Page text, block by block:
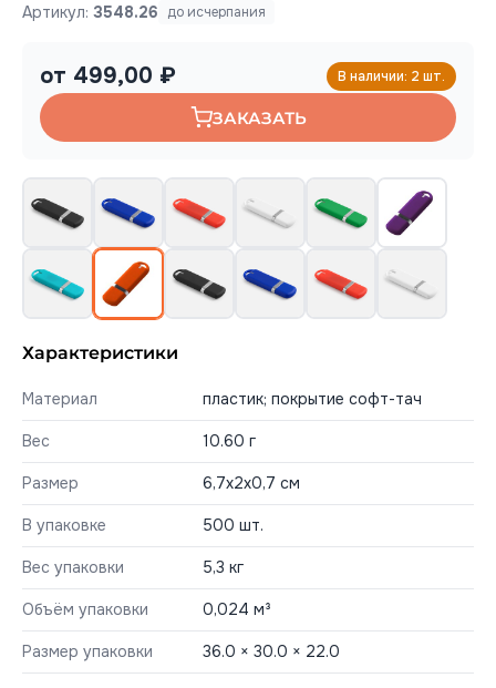
Артикул: 3548.26 до исчерпания
от 499,00 ₽ В наличии: 2 шт.
ЗАКАЗАТЬ
Характеристики
Материал пластик; покрытие софт-тач
Вес 10.60 г
Размер 6,7х2х0,7 см
В упаковке 500 шт.
Вес упаковки 5,3 кг
Объём упаковки 0,024 м³
Размер упаковки 36.0 × 30.0 × 22.0